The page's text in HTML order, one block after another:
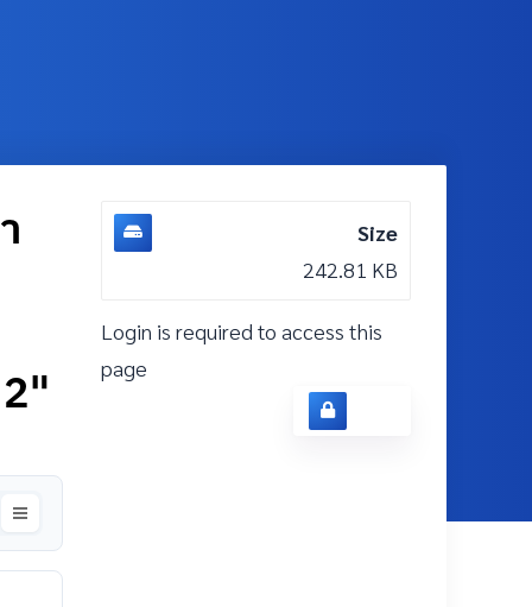
Size
242.81 KB
Login is required to access this
page